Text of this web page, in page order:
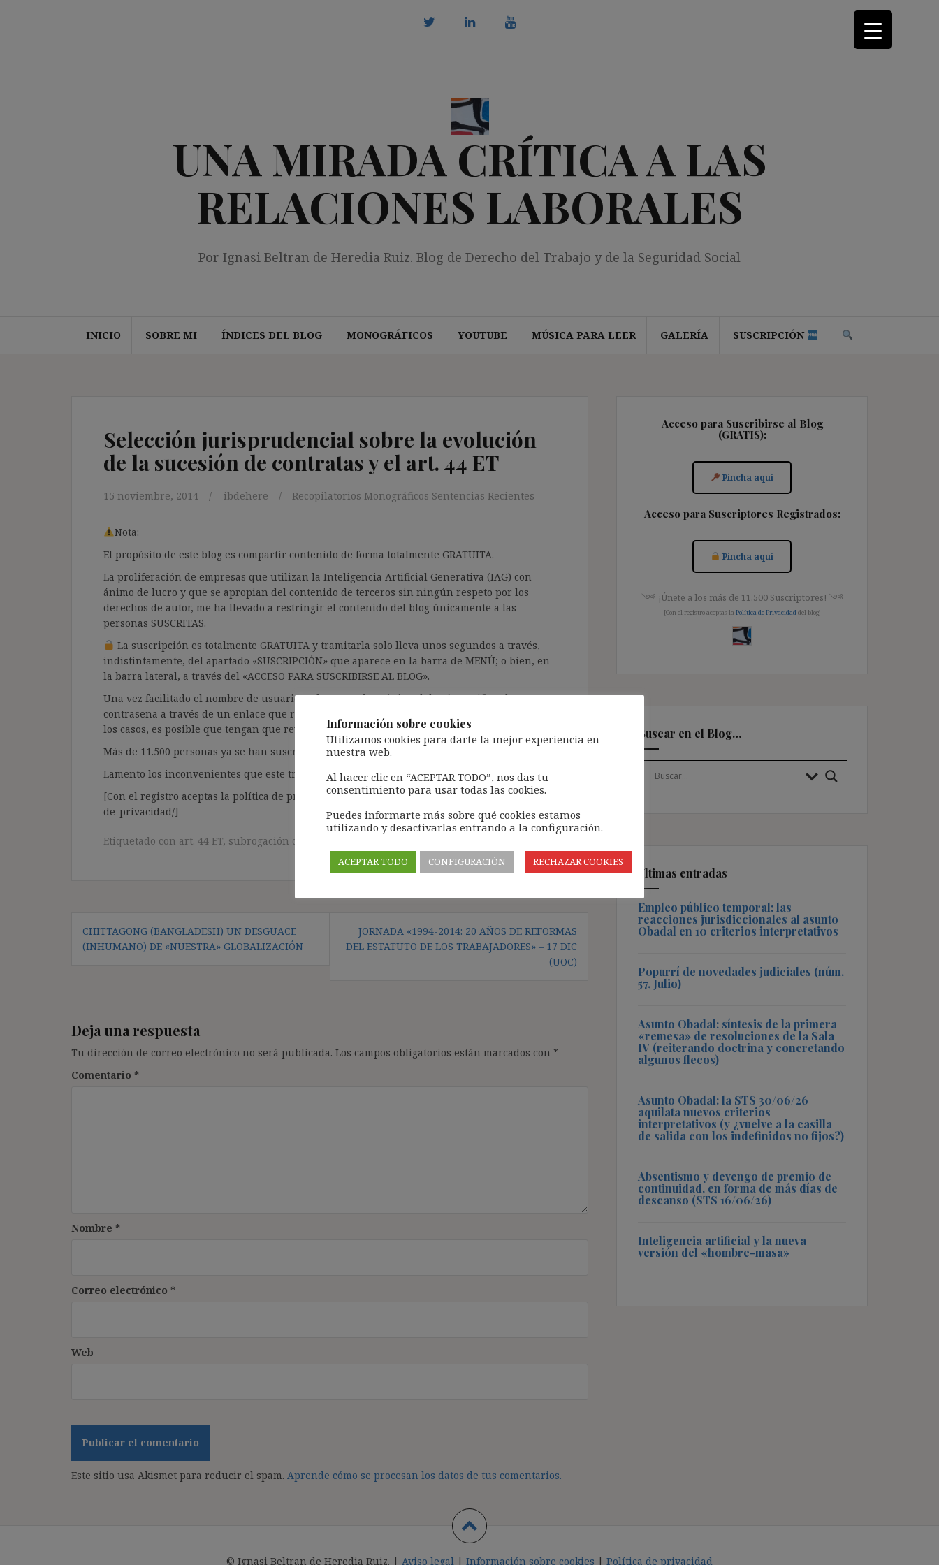
UNA MIRADA CRÍTICA A LAS
RELACIONES LABORALES
Por Ignasi Beltran de Heredia Ruiz. Blog de Derecho del Trabajo y de la Seguridad Social
INICIO SOBRE MI ÍNDICES DEL BLOG MONOGRÁFICOS YOUTUBE MÚSICA PARA LEER GALERÍA SUSCRIPCIÓN
Selección jurisprudencial sobre la evolución
de la sucesión de contratas y el art. 44 ET
15 noviembre, 2014 ibdehere Recopilatorios Monográficos Sentencias Recientes
Nota:
El propósito de este blog es compartir contenido de forma totalmente GRATUITA.
La proliferación de empresas que utilizan la Inteligencia Artificial Generativa (IAG) con
ánimo de lucro y que se apropian del contenido de terceros sin ningún respeto por los
derechos de autor, me ha llevado a restringir el contenido del blog únicamente a las
personas SUSCRITAS.
La suscripción es totalmente GRATUITA y tramitarla solo lleva unos segundos a través,
indistintamente, del apartado «SUSCRIPCIÓN» que aparece en la barra de MENÚ; o bien, en
la barra lateral, a través del «ACCESO PARA SUSCRIBIRSE AL BLOG».
Una vez facilitado el nombre de usuario y el correo electrónico, deberán verificar la
contraseña a través de un enlace que recibirán en el correo electrónico registrado (según
los casos, es posible que tengan que revisar la bandeja de «Spam»).
Más de 11.500 personas ya se han suscrito.
Lamento los inconvenientes que este trámite pueda causar.
[Con el registro aceptas la política de privacidad del blog: https://ignasibeltran.com/politica-
de-privacidad/]
Etiquetado con art. 44 ET, subrogación de empresa
de
entradas
CHITTAGONG (BANGLADESH) UN DESGUACE
(INHUMANO) DE «NUESTRA» GLOBALIZACIÓN
JORNADA «1994-2014: 20 AÑOS DE REFORMAS
DEL ESTATUTO DE LOS TRABAJADORES» – 17 DIC
(UOC)
Deja una respuesta
Tu dirección de correo electrónico no será publicada. Los campos obligatorios están marcados con *
Comentario *
Nombre *
Correo electrónico *
Web
Este sitio usa Akismet para reducir el spam. Aprende cómo se procesan los datos de tus comentarios.
Acceso para Suscribirse al Blog
(GRATIS):
Pincha aquí
Acceso para Suscriptores Registrados:
Pincha aquí
༺ ¡Únete a los más de 11.500 Suscriptores! ༺
[Con el registro aceptas la Política de Privacidad del blog]
Buscar en el Blog…
Últimas entradas
Empleo público temporal: las
reacciones jurisdiccionales al asunto
Obadal en 10 criterios interpretativos
Popurrí de novedades judiciales (núm.
57, Julio)
Asunto Obadal: síntesis de la primera
«remesa» de resoluciones de la Sala
IV (reiterando doctrina y concretando
algunos flecos)
Asunto Obadal: la STS 30/06/26
aquilata nuevos criterios
interpretativos (y ¿vuelve a la casilla
de salida con los indefinidos no fijos?)
Absentismo y devengo de premio de
continuidad, en forma de más días de
descanso (STS 16/06/26)
Inteligencia artificial y la nueva
versión del «hombre-masa»
© Ignasi Beltran de Heredia Ruiz. | Aviso legal | Información sobre cookies | Política de privacidad
Información sobre cookies
Utilizamos cookies para darte la mejor experiencia en
nuestra web.
Al hacer clic en “ACEPTAR TODO”, nos das tu
consentimiento para usar todas las cookies.
Puedes informarte más sobre qué cookies estamos
utilizando y desactivarlas entrando a la configuración.
ACEPTAR TODO CONFIGURACIÓN RECHAZAR COOKIES